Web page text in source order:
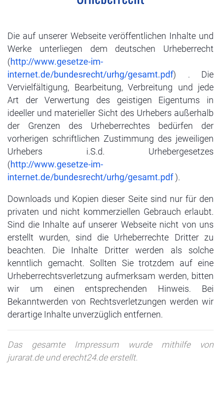
Die auf unserer Webseite veröffentlichen Inhalte und
Werke unterliegen dem deutschen Urheberrecht
(http://www.gesetze-im-
internet.de/bundesrecht/urhg/gesamt.pdf) . Die
Vervielfältigung, Bearbeitung, Verbreitung und jede
Art der Verwertung des geistigen Eigentums in
ideeller und materieller Sicht des Urhebers außerhalb
der Grenzen des Urheberrechtes bedürfen der
vorherigen schriftlichen Zustimmung des jeweiligen
Urhebers i.S.d. Urhebergesetzes
(http://www.gesetze-im-
internet.de/bundesrecht/urhg/gesamt.pdf ).
Downloads und Kopien dieser Seite sind nur für den
privaten und nicht kommerziellen Gebrauch erlaubt.
Sind die Inhalte auf unserer Webseite nicht von uns
erstellt wurden, sind die Urheberrechte Dritter zu
beachten. Die Inhalte Dritter werden als solche
kenntlich gemacht. Sollten Sie trotzdem auf eine
Urheberrechtsverletzung aufmerksam werden, bitten
wir um einen entsprechenden Hinweis. Bei
Bekanntwerden von Rechtsverletzungen werden wir
derartige Inhalte unverzüglich entfernen.
Das gesamte Impressum wurde mithilfe von
jurarat.de und erecht24.de erstellt.